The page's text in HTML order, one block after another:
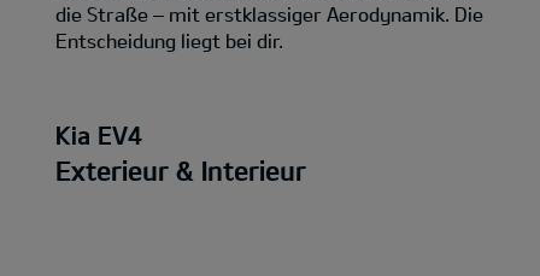
die Straße – mit erstklassiger Aerodynamik. Die
Entscheidung liegt bei dir.
Kia EV4
Exterieur & Interieur